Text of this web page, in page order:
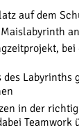
auf dem
des Labyrinths
in der
Teamwork